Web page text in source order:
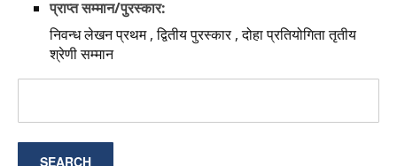
प्राप्त सम्मान/पुरस्कार:
निवन्ध लेखन प्रथम , द्वितीय पुरस्कार , दोहा प्रतियोगिता तृतीय
श्रेणी सम्मान